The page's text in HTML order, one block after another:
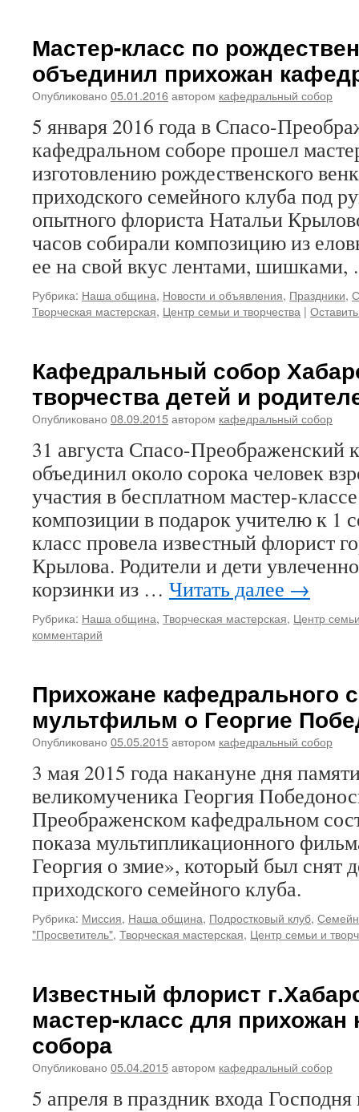
Мастер-класс по
объединил прихожан
Опубликовано 05.01.2016автором кафедральный собор
5 января 2016 года в Спасо-
кафедральном соборе прошел
изготовлению рождественского
приходского семейного клуба под
опытного флориста Натальи
часов собирали композицию из
ее на свой вкус лентами,
Рубрика: Наша община, Новости и объявления, Праздники,
Творческая мастерская, Центр семьи и творчества |
Кафедральный собор
творчества детей и
Опубликовано 08.09.2015автором кафедральный собор
31 августа Спасо-Преображенский
объединил около сорока человек
участия в бесплатном мастер-
композиции в подарок учителю к 1
класс провела известный флорист
Крылова. Родители и дети
корзинки из … Читать далее →
Рубрика: Наша община, Творческая мастерская, Центр
комментарий
Прихожане кафедрального
мультфильм о Георгие
Опубликовано 05.05.2015автором кафедральный собор
3 мая 2015 года накануне дня
великомученика Георгия
Преображенском кафедральном
показа мультипликационного
Георгия о змие», который был снят
приходского семейного клуба.
Рубрика: Миссия, Наша община, Подростковый клуб,
"Просветитель", Творческая мастерская, Центр семьи и
Известный флорист
мастер-класс для
собора
Опубликовано 05.04.2015автором кафедральный собор
5 апреля в праздник входа